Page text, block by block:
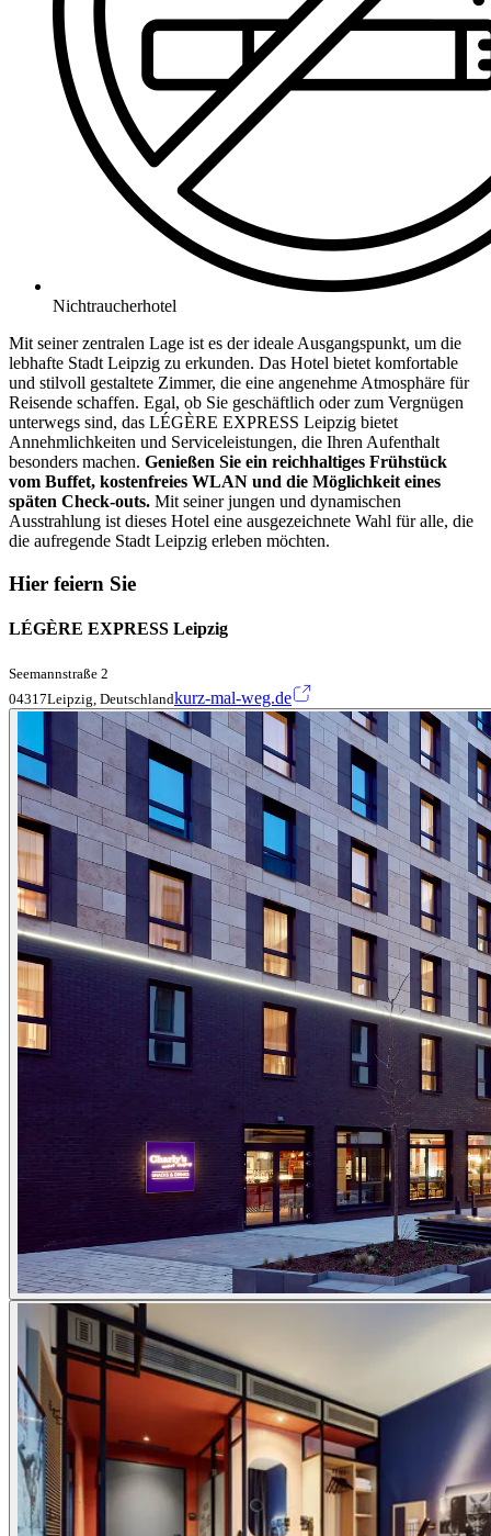
Nichtraucherhotel
Mit seiner zentralen Lage ist es der ideale Ausgangspunkt, um die
lebhafte Stadt Leipzig zu erkunden. Das Hotel bietet komfortable
und stilvoll gestaltete Zimmer, die eine angenehme Atmosphäre für
Reisende schaffen. Egal, ob Sie geschäftlich oder zum Vergnügen
unterwegs sind, das LÉGÈRE EXPRESS Leipzig bietet
Annehmlichkeiten und Serviceleistungen, die Ihren Aufenthalt
besonders machen. Genießen Sie ein reichhaltiges Frühstück
vom Buffet, kostenfreies WLAN und die Möglichkeit eines
späten Check-outs. Mit seiner jungen und dynamischen
Ausstrahlung ist dieses Hotel eine ausgezeichnete Wahl für alle, die
die aufregende Stadt Leipzig erleben möchten.
Hier feiern Sie
LÉGÈRE EXPRESS Leipzig
Seemannstraße 2
04317Leipzig, Deutschlandkurz-mal-weg.de